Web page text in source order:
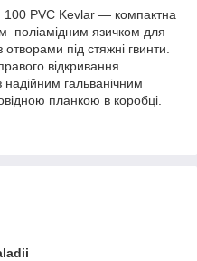
100 PVC Kevlar — компактна
поліамідним язичком для
під стяжні гвинти.
відкривання.
надійним гальванічним
планкою в коробці.